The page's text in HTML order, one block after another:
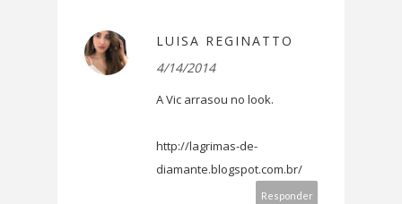
LUISA REGINATTO
4/14/2014
A Vic arrasou no look.
http://lagrimas-de-
diamante.blogspot.com.br/
Responder